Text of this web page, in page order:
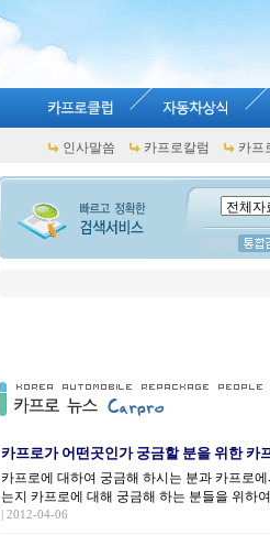
인사말씀 카프로칼럼 카프
카프로가 어떤곳인가 궁금할 분을 위한 카
카프로에 대하여 궁금해 하시는 분과 카프로
는지 카프로에 대해 궁금해 하는 분들을 위하
| 2012-04-06